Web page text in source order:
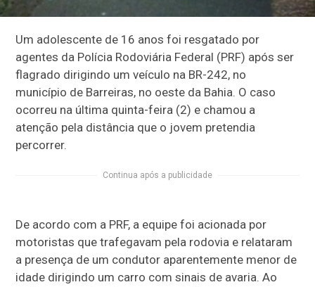
Um adolescente de 16 anos foi resgatado por
agentes da Polícia Rodoviária Federal (PRF) após ser
flagrado dirigindo um veículo na BR-242, no
município de Barreiras, no oeste da Bahia. O caso
ocorreu na última quinta-feira (2) e chamou a
atenção pela distância que o jovem pretendia
percorrer.
Continua após a publicidade
De acordo com a PRF, a equipe foi acionada por
motoristas que trafegavam pela rodovia e relataram
a presença de um condutor aparentemente menor de
idade dirigindo um carro com sinais de avaria. Ao